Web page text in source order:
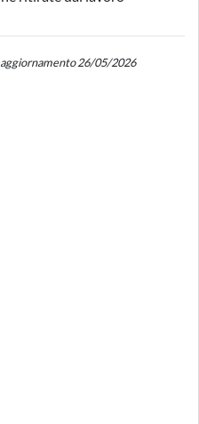
26/05/2026